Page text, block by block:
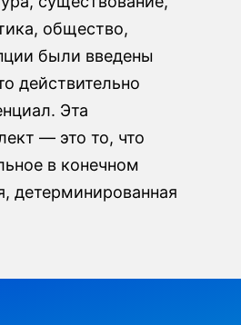
общество,
были введены
действительно
Эта
— это то, что
в конечном
детерминированная